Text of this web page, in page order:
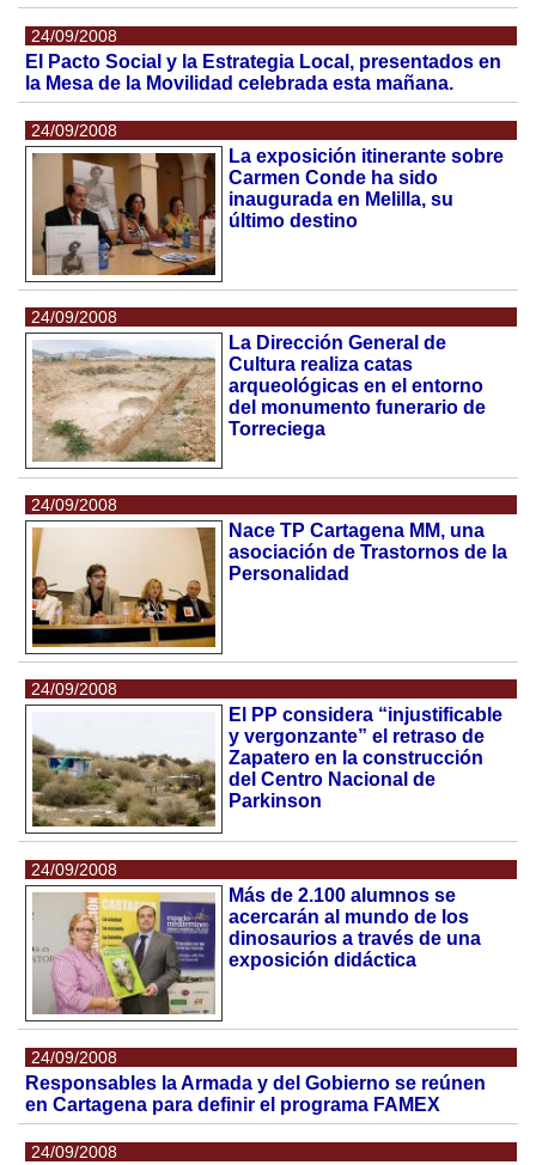
24/09/2008
El Pacto Social y la Estrategia Local, presentados en
la Mesa de la Movilidad celebrada esta mañana.
24/09/2008
La exposición itinerante sobre
Carmen Conde ha sido
inaugurada en Melilla, su
último destino
24/09/2008
La Dirección General de
Cultura realiza catas
arqueológicas en el entorno
del monumento funerario de
Torreciega
24/09/2008
Nace TP Cartagena MM, una
asociación de Trastornos de la
Personalidad
24/09/2008
El PP considera “injustificable
y vergonzante” el retraso de
Zapatero en la construcción
del Centro Nacional de
Parkinson
24/09/2008
Más de 2.100 alumnos se
acercarán al mundo de los
dinosaurios a través de una
exposición didáctica
24/09/2008
Responsables la Armada y del Gobierno se reúnen
en Cartagena para definir el programa FAMEX
24/09/2008